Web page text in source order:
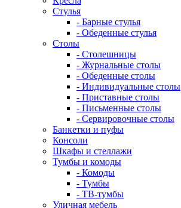
Стулья
- Барные стулья
- Обеденные стулья
Столы
- Столешницы
- Журнальные столы
- Обеденные столы
- Индивидуальные столы
- Приставные столы
- Письменные столы
- Сервировочные столы
Банкетки и пуфы
Консоли
Шкафы и стеллажи
Тумбы и комоды
- Комоды
- Тумбы
- ТВ-тумбы
Уличная мебель